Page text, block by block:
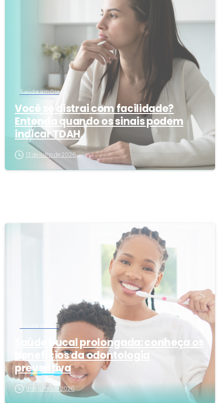
Saúde em Dia
Você se distrai com facilidade?
Entenda quando os sinais podem
indicar TDAH
13 de julho de 2026
Saúde em Dia
Saúde bucal prolongada: conheça os
benefícios da odontologia
preventiva
9 de julho de 2026